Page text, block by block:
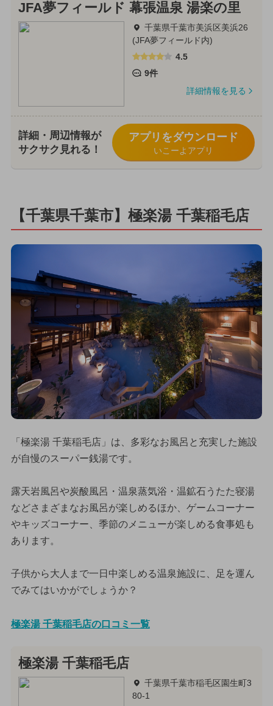
JFA夢フィールド 幕張温泉 湯楽の里
千葉県千葉市美浜区美浜26
(JFA夢フィールド内)
4.5
9件
詳細情報を見る
詳細・周辺情報が
サクサク見れる！
アプリをダウンロード
いこーよアプリ
【千葉県千葉市】極楽湯 千葉稲毛店
「極楽湯 千葉稲毛店」は、多彩なお風呂と充実した施設
が自慢のスーパー銭湯です。
露天岩風呂や炭酸風呂・温泉蒸気浴・温鉱石うたた寝湯
などさまざまなお風呂が楽しめるほか、ゲームコーナー
やキッズコーナー、季節のメニューが楽しめる食事処も
あります。
子供から大人まで一日中楽しめる温泉施設に、足を運ん
でみてはいかがでしょうか？
極楽湯 千葉稲毛店の口コミ一覧
極楽湯 千葉稲毛店
千葉県千葉市稲毛区園生町3
80-1